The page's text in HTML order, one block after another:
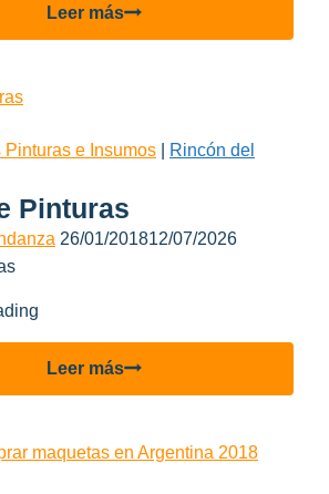
Leer másBf
109
1
Pinturas e Insumos
Rincón del
Pinturas
26/01/201812/07/2026
Leer másTipos
de